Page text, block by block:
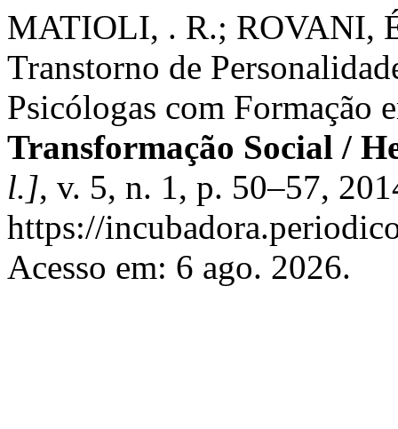
MATIOLI, . R.; ROVANI,
Transtorno de
Psicólogas com Formação
Transformação Social /
l.], v. 5, n. 1, p. 50–57,
https://
Acesso em: 6 ago. 2026.